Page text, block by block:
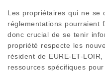
Les propriétaires qui ne se
réglementations pourraient
donc crucial de se tenir
propriété respecte les
résident de EURE-ET-
ressources spécifiques